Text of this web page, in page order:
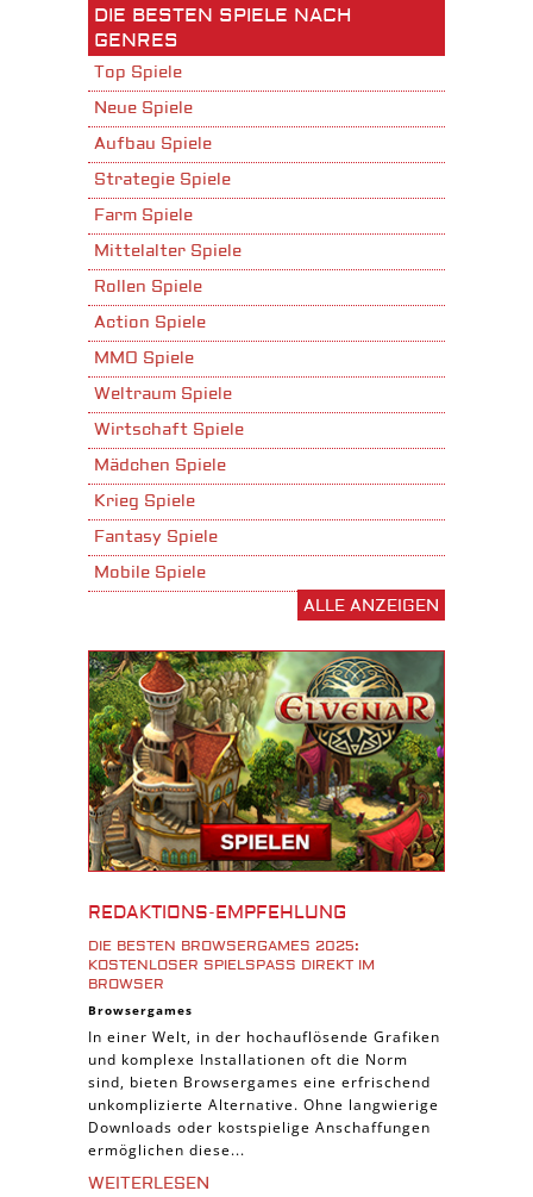
DIE BESTEN SPIELE NACH
GENRES
Top Spiele
Neue Spiele
Aufbau Spiele
Strategie Spiele
Farm Spiele
Mittelalter Spiele
Rollen Spiele
Action Spiele
MMO Spiele
Weltraum Spiele
Wirtschaft Spiele
Mädchen Spiele
Krieg Spiele
Fantasy Spiele
Mobile Spiele
Download Spiele
3D Spiele
Tablet Spiele
Android Spiele
iPhone Spiele
iOS Spiele
iPad Spiele
Denk Spiele
Piraten Spiele
Sport Spiele
Pferde Spiele
Simulation Spiele
Tier Spiele
ALLE ANZEIGEN
REDAKTIONS-EMPFEHLUNG
DIE BESTEN BROWSERGAMES 2025:
KOSTENLOSER SPIELSPASS DIREKT IM B
ROWSER
Browsergames
In einer Welt, in der hochauflösende Grafiken
und komplexe Installationen oft die Norm
sind, bieten Browsergames eine erfrischend
unkomplizierte Alternative. Ohne langwierige
Downloads oder kostspielige Anschaffungen
ermöglichen diese...
WEITERLESEN